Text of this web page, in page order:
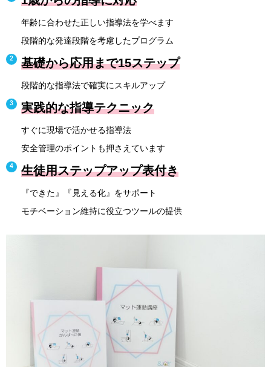
年齢に合わせた正しい指導法を学べます
段階的な発達段階を考慮したプログラム
基礎から応用まで15ステップ
段階的な指導法で確実にスキルアップ
実践的な指導テクニック
すぐに現場で活かせる指導法
安全管理のポイントも押さえています
生徒用ステップアップ表付き
『できた』『見える化』をサポート
モチベーション維持に役立つツールの提供